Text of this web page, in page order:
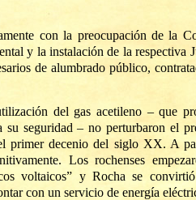
con la preocupación de la
y la instalación de la respectiva
de alumbrado público,
del gas acetileno – que
su seguridad – no perturbaron el
primer decenio del siglo XX. A
Los rochenses
voltaicos” y Rocha se
con un servicio de energía